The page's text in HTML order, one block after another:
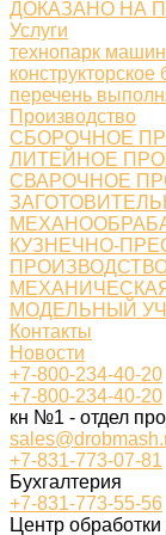
ДОКАЗАНО НА
Услуги
технопарк
конструкторское
перечень
Производство
СБОРОЧНОЕ
ЛИТЕЙНОЕ
СВАРОЧНОЕ
КУЗНЕЧНО-
МОДЕЛЬНЫЙ
Контакты
Новости
+7-800-234-40-20
+7-800-234-40-20
кн №1 - отдел
+7-831-773-07-81
Бухгалтерия
+7-831-773-55-56
Центр